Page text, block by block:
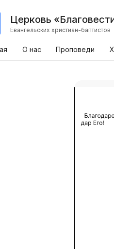
Церковь
Евангельских христиан-баптистов
О нас Проповеди